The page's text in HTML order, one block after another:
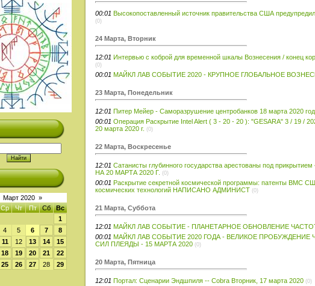
Март 2020 »
Ср Чт Пт Сб
Вс
1
4 5 6 7
8
11 12 13 14
15
18 19 20 21
22
25 26 27 28
29
00:01 Высокопоставленный источник правительства США
(0)
24 Марта, Вторник
12:01 Интервью с коброй для временной шкалы Вознесения / конец
(0)
00:01 МАЙКЛ ЛАВ СОБЫТИЕ 2020 - КРУПНОЕ ГЛОБАЛЬНОЕ
23 Марта, Понедельник
12:01 Питер Мейер - Саморазрушение центробанков 18 марта 2020
00:01 Операция Раскрытие Intel Alert ( 3 - 20 - 20 ): "GESARA" 3 / 19 /
20 марта 2020 г. (0)
22 Марта, Воскресенье
12:01 Сатанисты глубинного государства арестованы под
НА 20 МАРТА 2020 Г. (0)
00:01 Раскрытие секретной космической программы: патенты ВМС
космических технологий НАПИСАНО АДМИНИСТ (0)
21 Марта, Суббота
12:01 МАЙКЛ ЛАВ СОБЫТИЕ - ПЛАНЕТАРНОЕ ОБНОВЛЕНИЕ
00:01 МАЙКЛ ЛАВ СОБЫТИЕ 2020 ГОДА - ВЕЛИКОЕ
СИЛ ПЛЕЯДЫ - 15 МАРТА 2020 (0)
20 Марта, Пятница
12:01 Портал: Сценарии Эндшпиля -- Cobra Вторник, 17 марта 2020 (0)